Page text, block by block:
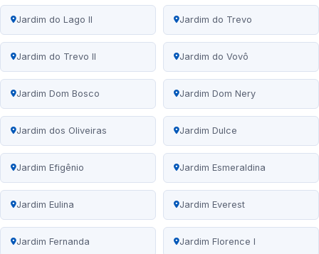
Jardim do Lago II Jardim do Trevo
Jardim do Trevo II Jardim do Vovô
Jardim Dom Bosco Jardim Dom Nery
Jardim dos Oliveiras Jardim Dulce
Jardim Efigênio Jardim Esmeraldina
Jardim Eulina Jardim Everest
Jardim Fernanda Jardim Florence I